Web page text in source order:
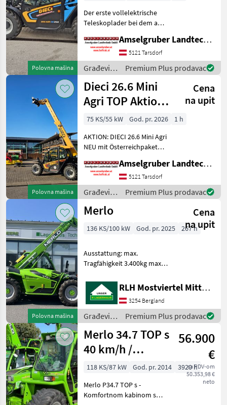
Polovna mašina
Österreichpaket
Der erste vollelektrische
Teleskoplader bei dem an
wurde - MADE BY DIECI!
AKTION: DIECI 26.6 E
Elektro Mini Agri NEU mit
Österreichpaket (TOP
Amselgruber Landtechnik GmbH
5121 Tarsdorf
Građevinski
strojevi /
Dieci
Premium Plus prodavac
Polovna mašina
Dieci 26.6 Mini
Agri TOP Aktion
mit
Österreichpaket
Cena
na upit
75 KS/55 kW God. pr. 2026
1 h
AKTION: DIECI 26.6 Mini Agri
NEU mit Österreichpaket
Kg Traglast -578cm
Hubhöhe
Werkzeugunterkante -Unter
200cm Bauhöhe -75 PS 4
Zylind
Amselgruber Landtechnik GmbH
5121 Tarsdorf
Građevinski
strojevi /
Dieci
Premium Plus prodavac
Polovna mašina
Merlo
Cena
na upit
136 KS/100 kW God. pr. 2025 267 h
Ausstattung: max.
Tragfähigkeit 3.400kg max.
2.240mm Länge bis
Geräteträger 5.440mm
Höhe 2.545mm Motor 4
Zylinder Deutz 3, 6 l
Hubraum, 1
RLH Mostviertel Mitte - Standort BERGLAND
3254 Bergland
Građevinski
strojevi /
Merlo
Premium Plus prodavac
Merlo 34.7 TOP s
40 km/h /
certifikat o
homologaciji
tipa
56.900
€
sa PDV-om
50.353,98 €
neto
118 KS/87 kW God. pr. 2014
3920 h
Merlo P34.7 TOP s -
Komfortnom kabinom s